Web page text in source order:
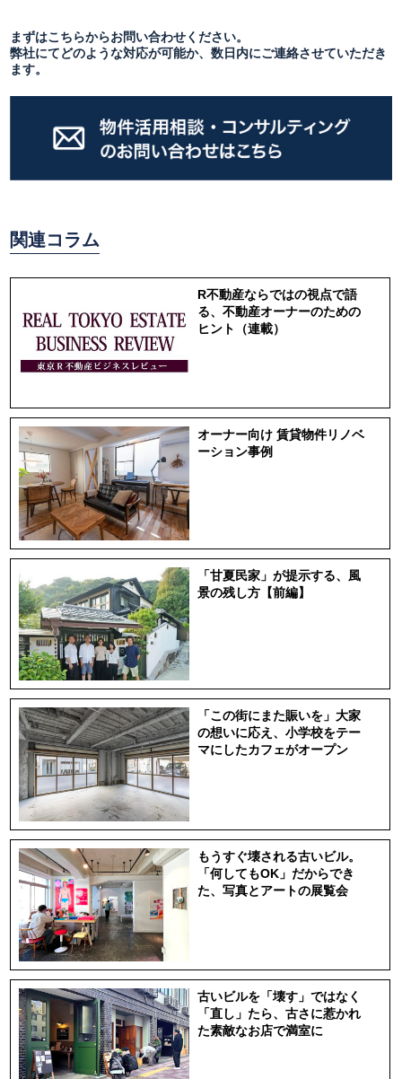
まずはこちらからお問い合わせください。
弊社にてどのような対応が可能か、数日内にご連絡させていただき
ます。
関連コラム
R不動産ならではの視点で語
る、不動産オーナーのための
ヒント（連載）
オーナー向け 賃貸物件リノベ
ーション事例
「甘夏民家」が提示する、風
景の残し方【前編】
「この街にまた賑いを」大家
の想いに応え、小学校をテー
マにしたカフェがオープン
もうすぐ壊される古いビル。
「何してもOK」だからでき
た、写真とアートの展覧会
古いビルを「壊す」ではなく
「直し」たら、古さに惹かれ
た素敵なお店で満室に